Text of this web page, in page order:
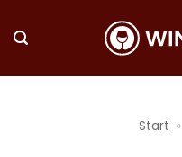
Inhalt
Start »